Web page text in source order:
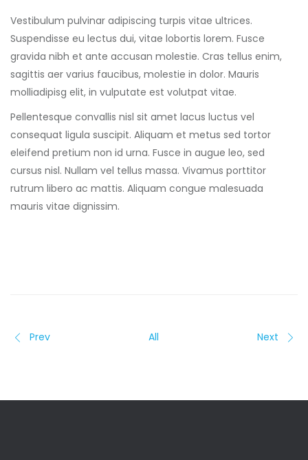
Vestibulum pulvinar adipiscing turpis vitae ultrices.
Suspendisse eu lectus dui, vitae lobortis lorem. Fusce
gravida nibh et ante accusan molestie. Cras tellus enim,
sagittis aer varius faucibus, molestie in dolor. Mauris
molliadipisg elit, in vulputate est volutpat vitae.
Pellentesque convallis nisl sit amet lacus luctus vel
consequat ligula suscipit. Aliquam et metus sed tortor
eleifend pretium non id urna. Fusce in augue leo, sed
cursus nisl. Nullam vel tellus massa. Vivamus porttitor
rutrum libero ac mattis. Aliquam congue malesuada
mauris vitae dignissim.
Prev All Next